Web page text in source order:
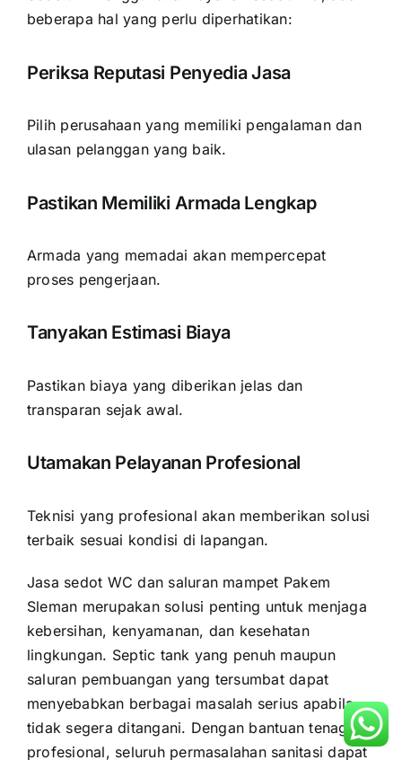
beberapa hal yang perlu diperhatikan:
Periksa Reputasi Penyedia Jasa
Pilih perusahaan yang memiliki pengalaman dan
ulasan pelanggan yang baik.
Pastikan Memiliki Armada Lengkap
Armada yang memadai akan mempercepat
proses pengerjaan.
Tanyakan Estimasi Biaya
Pastikan biaya yang diberikan jelas dan
transparan sejak awal.
Utamakan Pelayanan Profesional
Teknisi yang profesional akan memberikan solusi
terbaik sesuai kondisi di lapangan.
Jasa sedot WC dan saluran mampet Pakem
Sleman merupakan solusi penting untuk menjaga
kebersihan, kenyamanan, dan kesehatan
lingkungan. Septic tank yang penuh maupun
saluran pembuangan yang tersumbat dapat
menyebabkan berbagai masalah serius apabila
tidak segera ditangani. Dengan bantuan tenaga
profesional, seluruh permasalahan sanitasi dapat